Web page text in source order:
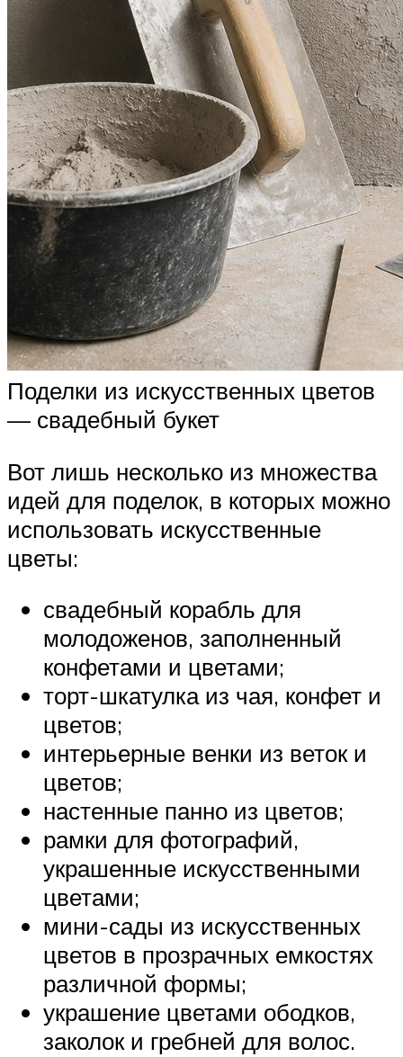
Поделки из искусственных цветов
— свадебный букет
Вот лишь несколько из множества
идей для поделок, в которых можно
использовать искусственные
цветы:
свадебный корабль для
молодоженов, заполненный
конфетами и цветами;
торт-шкатулка из чая, конфет и
цветов;
интерьерные венки из веток и
цветов;
настенные панно из цветов;
рамки для фотографий,
украшенные искусственными
цветами;
мини-сады из искусственных
цветов в прозрачных емкостях
различной формы;
украшение цветами ободков,
заколок и гребней для волос.